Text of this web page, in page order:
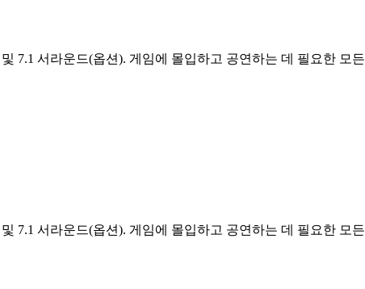
7.1 서라운드(옵션). 게임에 몰입하고 공연하는 데 필요한 모
7.1 서라운드(옵션). 게임에 몰입하고 공연하는 데 필요한 모